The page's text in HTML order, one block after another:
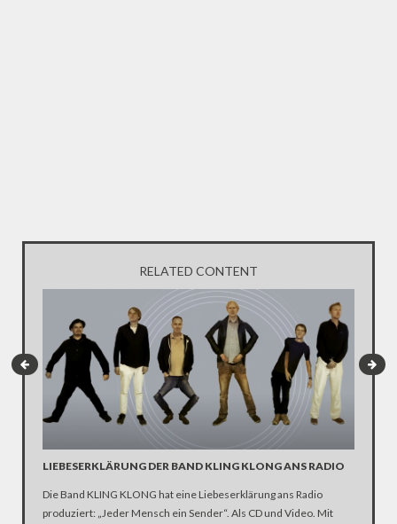
RELATED CONTENT
LIEBESERKLÄRUNG DER BAND KLING KLONG ANS RADIO
Die Band KLING KLONG hat eine Liebeserklärung ans Radio
produziert: „Jeder Mensch ein Sender“. Als CD und Video. Mit